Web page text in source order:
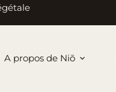
A propos de Niõ